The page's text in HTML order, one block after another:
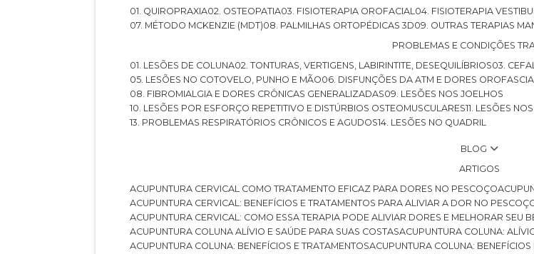
01. QUIROPRAXIA
02. OSTEOPATIA 03. FISIOTERAPIA OROFACIAL 04. FISIOTERAPIA
07. MÉTODO MCKENZIE (MDT)
08. PALMILHAS ORTOPÉDICAS 3D
09. OUTRAS TERAPIAS
PROBLEMAS E CONDIÇÕES
01. LESÕES DE COLUNA
02. TONTURAS, VERTIGENS, LABIRINTITE, DESEQUILÍBRIOS 03.
05. LESÕES NO COTOVELO, PUNHO E MÃO
06. DISFUNÇÕES DA ATM E DORES
08. FIBROMIALGIA E DORES CRÔNICAS GENERALIZADAS
09. LESÕES NOS JOELHOS
10. LESÕES POR ESFORÇO REPETITIVO E DISTÚRBIOS OSTEOMUSCULARES 11. LESÕES
13. PROBLEMAS RESPIRATÓRIOS CRÔNICOS E AGUDOS 14. LESÕES NO QUADRIL
BLOG
ARTIGOS
ACUPUNTURA CERVICAL COMO TRATAMENTO EFICAZ PARA DORES NO PESCOÇO
ACUPUNTURA CERVICAL: BENEFÍCIOS E TRATAMENTOS PARA ALIVIAR A DOR NO
ACUPUNTURA CERVICAL: COMO ESSA TERAPIA PODE ALIVIAR DORES E MELHORAR SEU
ACUPUNTURA COLUNA ALÍVIO E SAÚDE PARA SUAS COSTAS
ACUPUNTURA COLUNA:
ACUPUNTURA COLUNA: BENEFÍCIOS E TRATAMENTOS
ACUPUNTURA COLUNA: